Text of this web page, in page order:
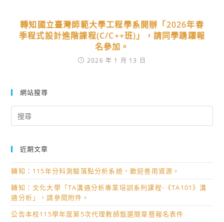
轉知國立臺灣師範大學工程學系開辦「2026年春
季程式設計進階課程(C/C++班)」，請同學踴躍報
名參加。
2026 年 1 月 13 日
網站搜尋
for:
近期文章
轉知：115年分科測驗落點分析系統，歡迎善用資源。
轉知：文化大學「TA溝通分析專業培訓系列課程-《TA101》溝
通分析」，請參閱附件。
公告本校115學年度第5次代理教師甄選簡章暨報名表件